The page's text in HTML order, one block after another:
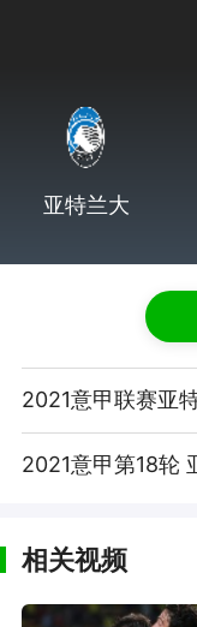
亚特兰大
相关视频